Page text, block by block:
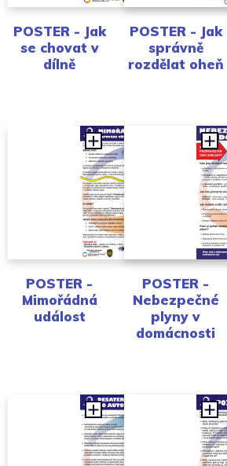
POSTER - Jak
se chovat v
dílně
POSTER - Jak
správně
rozdělat oheň
POSTER -
Mimořádná
událost
POSTER -
Nebezpečné
plyny v
domácnosti